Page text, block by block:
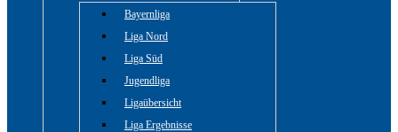
Bayernliga
Liga Nord
Liga Süd
Jugendliga
Ligaübersicht
Liga Ergebnisse